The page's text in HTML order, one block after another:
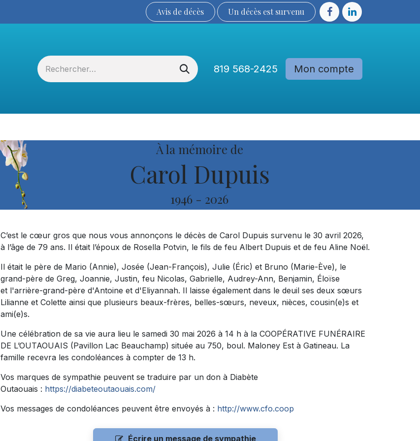
Avis de décès Un décès est sur​​​​​​​​ve​nu​​​​​​​​​​
819 568-2425 Mon compte
À la mémoire de
Carol Dupuis
1946 - 2026
C’est le cœur gros que nous vous annonçons le décès de Carol Dupuis survenu le 30 avril 2026,
à l’âge de 79 ans. Il était l’époux de Rosella Potvin, le fils de feu Albert Dupuis et de feu Aline Noël.
Il était le père de Mario (Annie), Josée (Jean-François), Julie (Éric) et Bruno (Marie-Ève), le
grand-père de Greg, Joannie, Justin, feu Nicolas, Gabrielle, Audrey-Ann, Benjamin, Éloïse
et l'arrière-grand-père d'Antoine et d'Eliyannah. Il laisse également dans le deuil ses deux sœurs
Lilianne et Colette ainsi que plusieurs beaux-frères, belles-sœurs, neveux, nièces, cousin(e)s et
ami(e)s.
Une célébration de sa vie aura lieu le samedi 30 mai 2026 à 14 h à la COOPÉRATIVE FUNÉRAIRE
DE L’OUTAOUAIS (Pavillon Lac Beauchamp) située au 750, boul. Maloney Est à Gatineau. La
famille recevra les condoléances à compter de 13 h.
Vos marques de sympathie peuvent se traduire par un don à Diabète
Outaouais : https://diabeteoutaouais.com/
Vos messages de condoléances peuvent être envoyés à : http://www.cfo.coop
Écrire un message de sympathie